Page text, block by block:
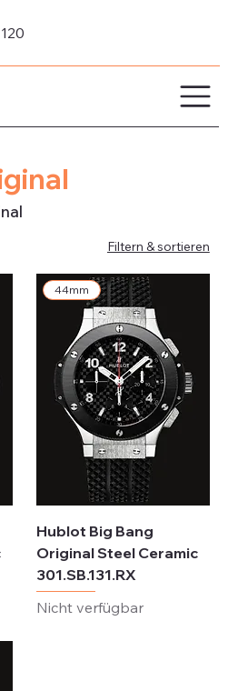
Filtern & sortieren
44mm
Hublot Big Bang
Original Steel Ceramic
301.SB.131.RX
Nicht verfügbar